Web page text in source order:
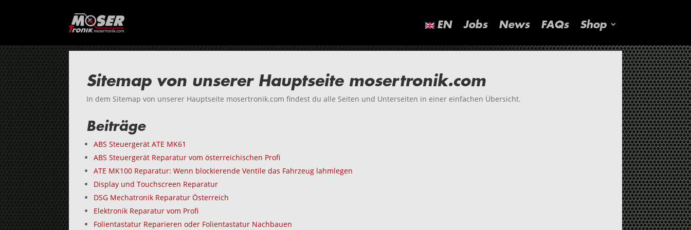
EN Jobs News FAQs Shop
Sitemap von unserer Hauptseite mosertronik.com
In dem Sitemap von unserer Hauptseite mosertronik.com findest du alle Seiten und Unterseiten in einer einfachen Übersicht.
Beiträge
ABS Steuergerät ATE MK61
ABS Steuergerät Reparatur vom österreichischen Profi
ATE MK100 Reparatur: Wenn blockierende Ventile das Fahrzeug lahmlegen
Display und Touchscreen Reparatur
DSG Mechatronik Reparatur Österreich
Elektronik Reparatur vom Profi
Folientastatur Reparieren oder Folientastatur Nachbauen